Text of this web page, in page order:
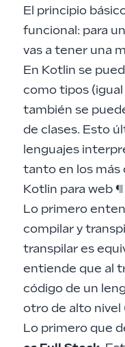
El principio
funcional: para
vas a tener una
En Kotlin se
como tipos
también se
de clases. Esto
lenguajes
tanto en los más
Kotlin para web ¶
Lo primero
compilar y
transpilar es
entiende que al
código de un
otro de alto nivel
Lo primero que